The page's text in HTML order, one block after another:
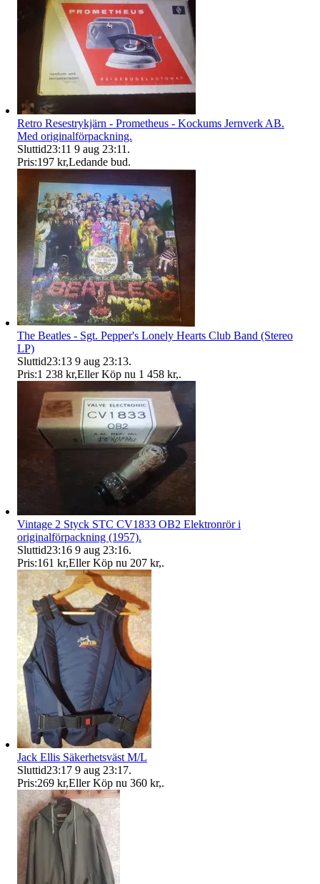
Retro Resestrykjärn - Prometheus - Kockums Jernverk AB.
Med originalförpackning.
Sluttid23:11 9 aug 23:11 .
Pris:197 kr,Ledande bud.
The Beatles - Sgt. Pepper's Lonely Hearts Club Band (Stereo
LP)
Sluttid23:13 9 aug 23:13.
Pris:1 238 kr,Eller Köp nu 1 458 kr,.
Vintage 2 Styck STC CV1833 OB2 Elektronrör i
originalförpackning (1957).
Sluttid23:16 9 aug 23:16.
Pris:161 kr,Eller Köp nu 207 kr,.
Jack Ellis Säkerhetsväst M/L
Sluttid23:17 9 aug 23:17.
Pris:269 kr,Eller Köp nu 360 kr,.